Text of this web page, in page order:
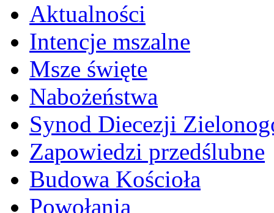
Aktualności
Intencje mszalne
Msze święte
Nabożeństwa
Synod Diecezji
Zapowiedzi przedślubne
Budowa Kościoła
Powołania